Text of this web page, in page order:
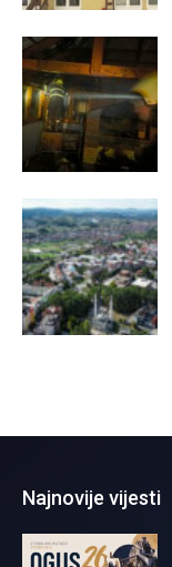
Najnovije vijesti